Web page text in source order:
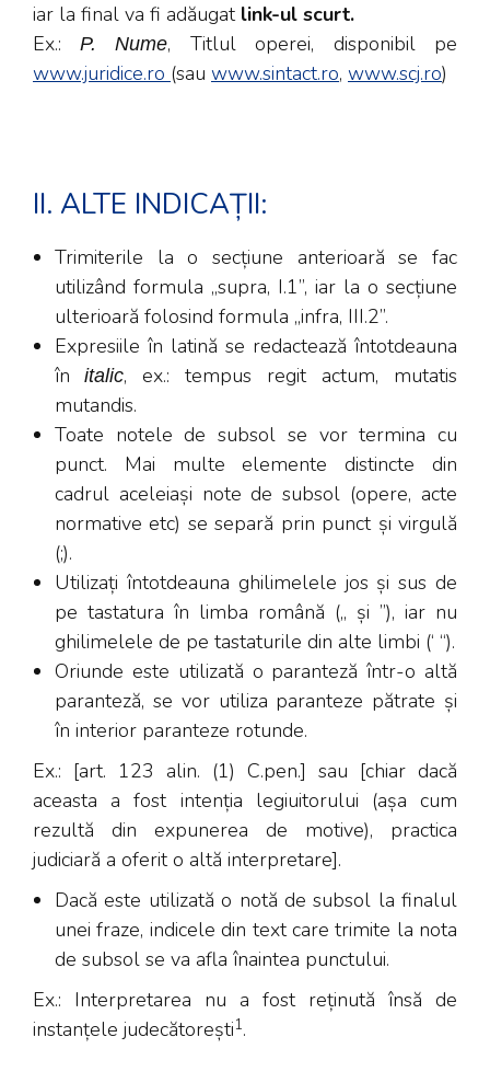
iar la final va fi adăugat link-ul scurt.
Ex.: P. Nume, Titlul operei, disponibil pe
www.juridice.ro (sau www.sintact.ro, www.scj.ro)
II. ALTE INDICAȚII:
Trimiterile la o secțiune anterioară se fac
utilizând formula „supra, I.1”, iar la o secțiune
ulterioară folosind formula „infra, III.2”.
Expresiile în latină se redactează întotdeauna
în italic, ex.: tempus regit actum, mutatis
mutandis.
Toate notele de subsol se vor termina cu
punct. Mai multe elemente distincte din
cadrul aceleiași note de subsol (opere, acte
normative etc) se separă prin punct și virgulă
(;).
Utilizați întotdeauna ghilimelele jos și sus de
pe tastatura în limba română („ și ”), iar nu
ghilimelele de pe tastaturile din alte limbi (‘ “).
Oriunde este utilizată o paranteză într-o altă
paranteză, se vor utiliza paranteze pătrate și
în interior paranteze rotunde.
Ex.: [art. 123 alin. (1) C.pen.] sau [chiar dacă
aceasta a fost intenția legiuitorului (așa cum
rezultă din expunerea de motive), practica
judiciară a oferit o altă interpretare].
Dacă este utilizată o notă de subsol la finalul
unei fraze, indicele din text care trimite la nota
de subsol se va afla înaintea punctului.
Ex.: Interpretarea nu a fost reținută însă de
instanțele judecătorești1.